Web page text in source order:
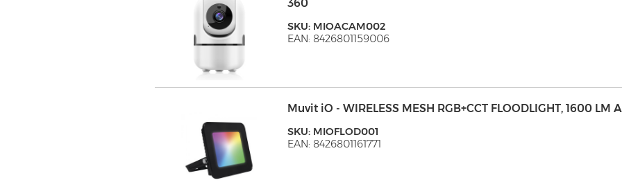
360
SKU: MIOACAM002
EAN: 8426801159006
Muvit iO - WIRELESS MESH RGB+CCT FLOODLIGHT, 1600
SKU: MIOFLOD001
EAN: 8426801161771